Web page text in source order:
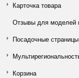
Карточка товара
Отзывы для моделей
Посадочные страницы
Корзина